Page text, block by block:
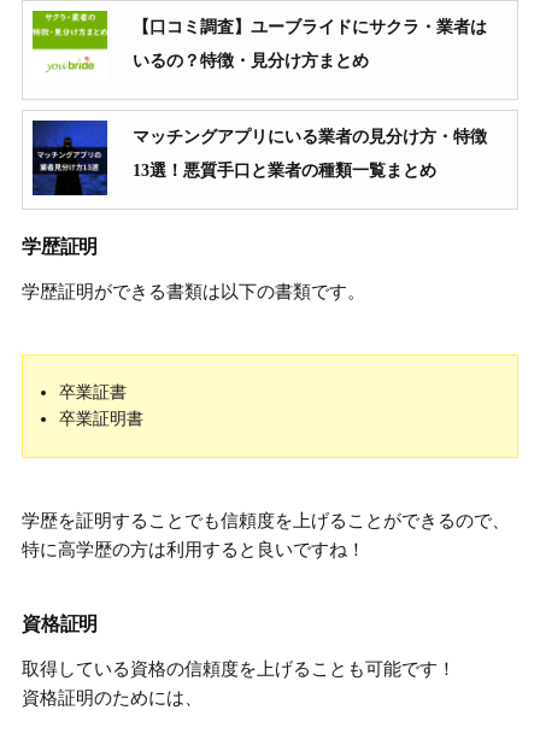
【口コミ調査】ユーブライドにサクラ・業者は
いるの？特徴・見分け方まとめ
マッチングアプリにいる業者の見分け方・特徴
13選！悪質手口と業者の種類一覧まとめ
学歴証明
学歴証明ができる書類は以下の書類です。
卒業証書
卒業証明書
学歴を証明することでも信頼度を上げることができるので、
特に高学歴の方は利用すると良いですね！
資格証明
取得している資格の信頼度を上げることも可能です！
資格証明のためには、